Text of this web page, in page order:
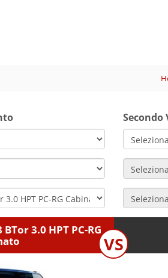
Secondo
3.0 HPT PC-RG
VS